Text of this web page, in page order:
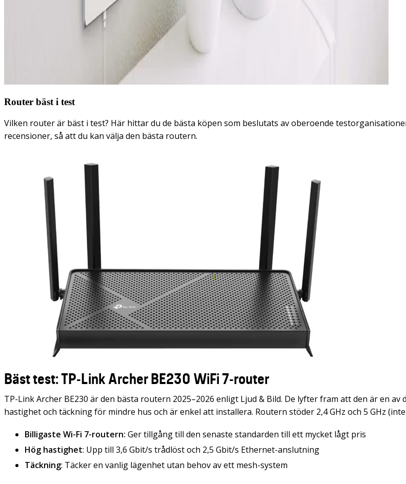
Router bäst i test
Vilken router är bäst i test? Här hittar du de bästa köpen som beslutats av oberoende
recensioner, så att du kan välja den bästa routern.
Bäst test: TP-Link Archer BE230 WiFi 7-router
TP-Link Archer BE230 är den bästa routern 2025–2026 enligt Ljud & Bild. De lyfter fram att den är en
hastighet och täckning för mindre hus och är enkel att installera. Routern stöder 2,4 GHz och 5 GHz
Billigaste Wi-Fi 7-routern: Ger tillgång till den senaste standarden till ett mycket lågt pris
Hög hastighet: Upp till 3,6 Gbit/s trådlöst och 2,5 Gbit/s Ethernet-anslutning
Täckning: Täcker en vanlig lägenhet utan behov av ett mesh-system